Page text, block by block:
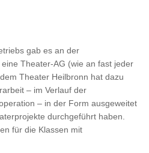
gab es an der
Theater-AG (wie an fast jeder
Theater Heilbronn hat dazu
– im Verlauf der
– in der Form ausgeweitet
durchgeführt haben.
für die Klassen mit